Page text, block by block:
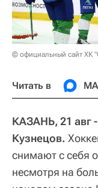
© официальный сайт ХК
Читать в
КАЗАНЬ, 21 авг
Кузнецов.
снимают с себя
несмотря на